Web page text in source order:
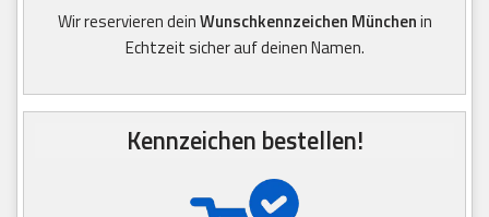
Wir reservieren deinWunschkennzeichen Münchenin
Echtzeit sicher auf deinen Namen.
Kennzeichen bestellen!